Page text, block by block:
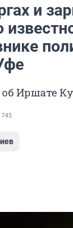
и
Иршате
745